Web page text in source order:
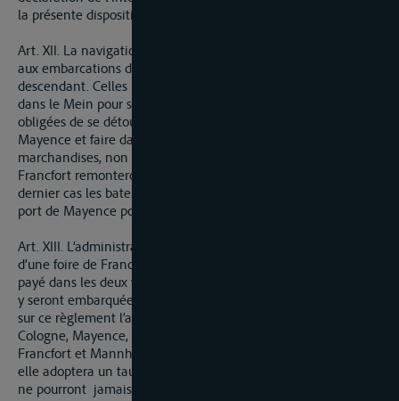
la présente disposition.
Art. XII. La navigation entre Strasbourg et Mayence sera libre
aux embarcations des deux rives soit en montant, soit en
descendant. Celles même qui venant du haut Rhin entreront
dans le Mein pour se rendre à Francfort, ne seront point
obligées de se détourner de leur route pour aborder à
Mayence et faire dans cette station le versement de leurs
marchandises, non plus que les bateaux, qui venant de
Francfort remonteront le haut Rhin ; néanmoins dans le
dernier cas les bateliers seront tenus de se présenter devant le
port de Mayence pour acquitter le droit de navigation.
Art. XIII. L’administration de l’octroi de navigation réglera
d’une foire de Francfort à l’autre, le prix du frêt qui devra être
payé dans les deux villes de station pour les marchandises qui
y seront embarquées à différentes destinations. Elle prendra
sur ce règlement l’avis des Chambres de commerce de
Cologne, Mayence, Strasbourg et des magistrats de Düsseldorf,
Francfort et Mannheim et si les avis ne sont pas uniformes
elle adoptera un taux moyen ; les prix fixés par ce règlement
ne pourront jamais être excédés.